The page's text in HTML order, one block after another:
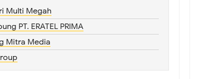
Multi Megah
PT. ERATEL PRIMA
Mitra Media